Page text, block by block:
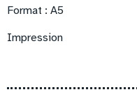
Format : A5
Impression